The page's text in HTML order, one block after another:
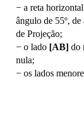
− a reta horizontal
ângulo de 55º,
de Projeção;
− o lado [AB]do
nula;
− os lados